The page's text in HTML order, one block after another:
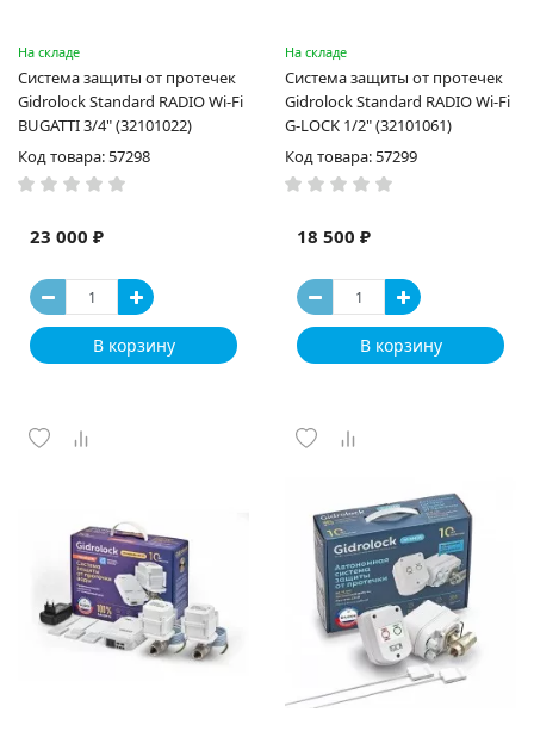
На складе
Система защиты от протечек
Gidrоlock Standard RADIO Wi-Fi
BUGATTI 3/4" (32101022)
Код товара: 57298
23 000 ₽
В корзину
На складе
Система защиты от протечек
Gidrоlock Standard RADIO Wi-Fi
G-LOCK 1/2" (32101061)
Код товара: 57299
18 500 ₽
В корзину